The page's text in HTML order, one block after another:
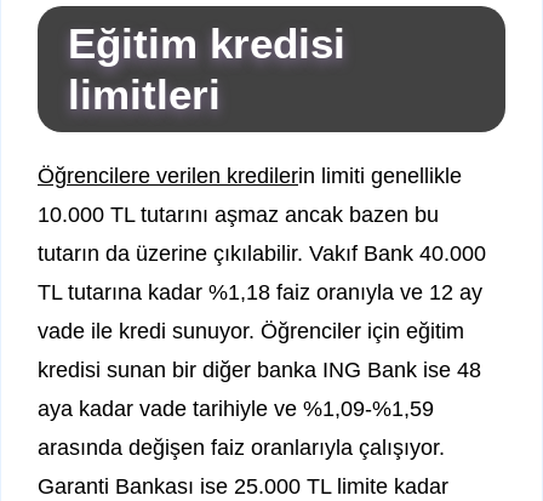
Eğitim kredisi
limitleri
Öğrencilere verilen kredilerin limiti genellikle
10.000 TL tutarını aşmaz ancak bazen bu
tutarın da üzerine çıkılabilir. Vakıf Bank 40.000
TL tutarına kadar %1,18 faiz oranıyla ve 12 ay
vade ile kredi sunuyor. Öğrenciler için eğitim
kredisi sunan bir diğer banka ING Bank ise 48
aya kadar vade tarihiyle ve %1,09-%1,59
arasında değişen faiz oranlarıyla çalışıyor.
Garanti Bankası ise 25.000 TL limite kadar